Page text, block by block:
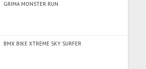
GRIMA MONSTER RUN
BMX BIKE XTREME SKY SURFER